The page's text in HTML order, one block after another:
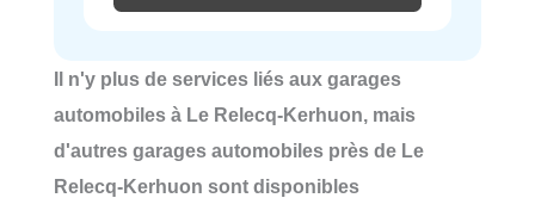
Il n'y plus de services liés aux garages
automobiles à Le Relecq-Kerhuon, mais
d'autres garages automobiles près de Le
Relecq-Kerhuon sont disponibles